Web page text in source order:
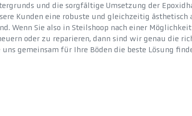
und die sorgfältige Umsetzung der
Kunden eine robuste und gleichzeitig ästhetisch
Wenn Sie also in Steilshoop nach einer
oder zu reparieren, dann sind wir genau die
uns gemeinsam für Ihre Böden die beste Lösung